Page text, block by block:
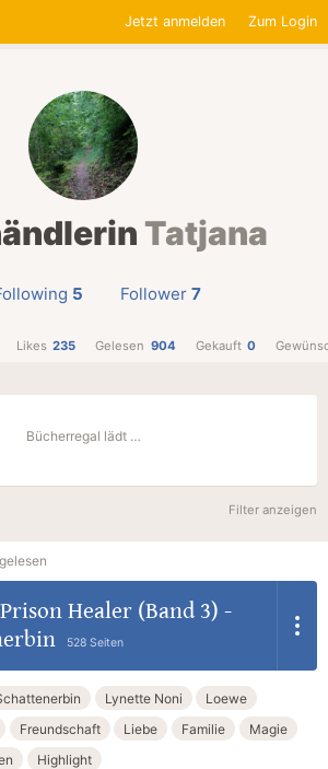
Jetzt anmelden Zum Login
Tatjana
5 Follower 7
Likes 235 Gelesen 904 Gekauft 0
Bücherregal lädt …
Filter anzeigen
gelesen
Prison Healer (Band 3) -
528 Seiten
Lynette Noni
Loewe
Freundschaft Liebe Familie
Magie
Highlight